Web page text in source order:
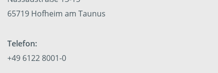
65719 Hofheim am Taunus
Telefon:
+49 6122 8001-0